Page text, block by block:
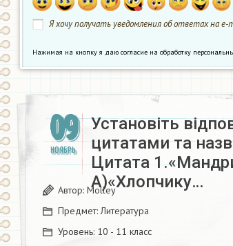
Я хочу получать уведомления об ответах на e-
Нажимая на кнопку я даю согласие на обработку
09
НОЯБРЬ
Установіть
цитатами та
Цитата
А)«Хлопчику…
Автор: Molley
Предмет:Литература
Уровень: 10 - 11 класс